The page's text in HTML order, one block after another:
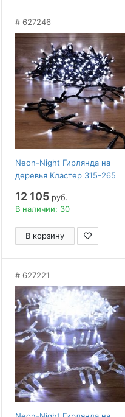
627246
Neon-Night Гирлянда на
деревья Кластер 315-265
12 105 руб.
В наличии: 30
В корзину
627221